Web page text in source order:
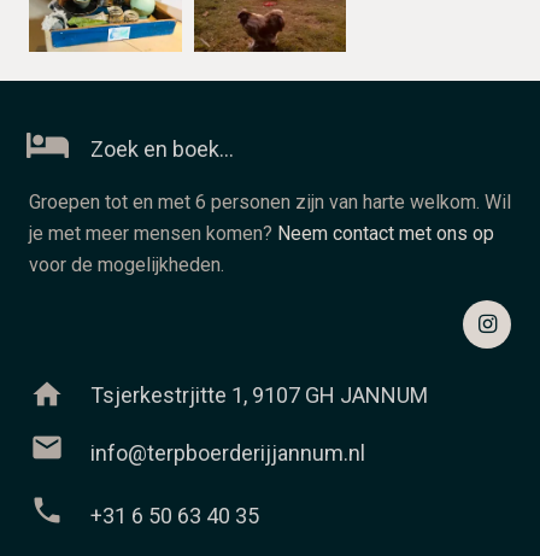
Zoek en boek…
Groepen tot en met 6 personen zijn van harte welkom. Wil
je met meer mensen komen? Neem contact met ons op
voor de mogelijkheden.
home Tsjerkestrjitte 1, 9107 GH JANNUM
mail info@terpboerderijjannum.nl
phone +31 6 50 63 40 35